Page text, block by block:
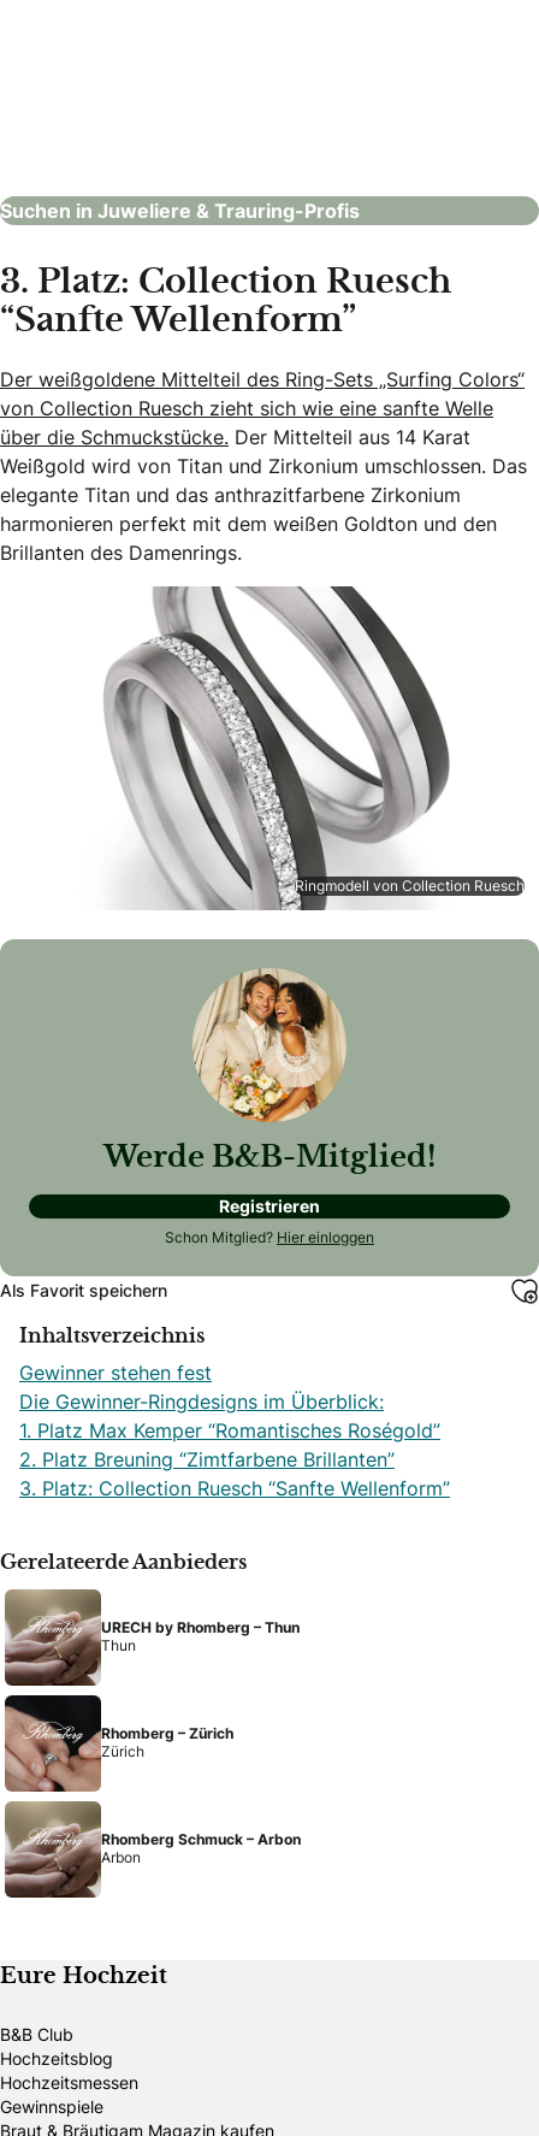
Suchen in Juweliere & Trauring-Profis
3. Platz: Collection Ruesch
“Sanfte Wellenform”
Der weißgoldene Mittelteil des Ring-Sets „Surfing Colors“
von Collection Ruesch zieht sich wie eine sanfte Welle
über die Schmuckstücke. Der Mittelteil aus 14 Karat
Weißgold wird von Titan und Zirkonium umschlossen. Das
elegante Titan und das anthrazitfarbene Zirkonium
harmonieren perfekt mit dem weißen Goldton und den
Brillanten des Damenrings.
Ringmodell von Collection Ruesch
Werde B&B-Mitglied!
Registrieren
Schon Mitglied? Hier einloggen
Als Favorit speichern
Inhaltsverzeichnis
Gewinner stehen fest
Die Gewinner-Ringdesigns im Überblick:
1. Platz Max Kemper “Romantisches Roségold”
2. Platz Breuning “Zimtfarbene Brillanten”
3. Platz: Collection Ruesch “Sanfte Wellenform”
Gerelateerde Aanbieders
URECH by Rhomberg – Thun
Thun
Rhomberg – Zürich
Zürich
Rhomberg Schmuck – Arbon
Arbon
Eure Hochzeit
B&B Club
Hochzeitsblog
Hochzeitsmessen
Gewinnspiele
Braut & Bräutigam Magazin kaufen